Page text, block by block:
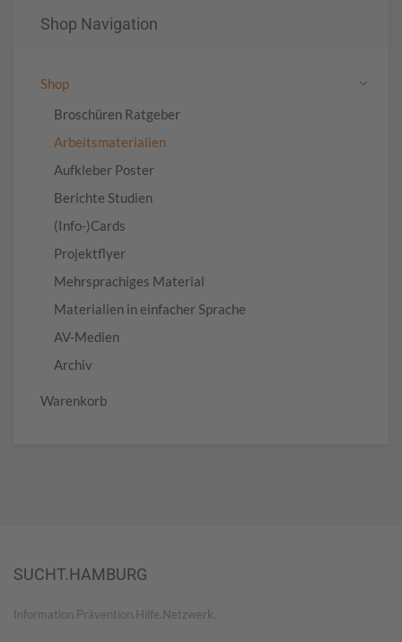
Shop Navigation
Shop
Broschüren Ratgeber
Arbeitsmaterialien
Aufkleber Poster
Berichte Studien
(Info-)Cards
Projektflyer
Mehrsprachiges Material
Materialien in einfacher Sprache
AV-Medien
Archiv
Warenkorb
SUCHT.HAMBURG
Information.Prävention.Hilfe.Netzwerk.